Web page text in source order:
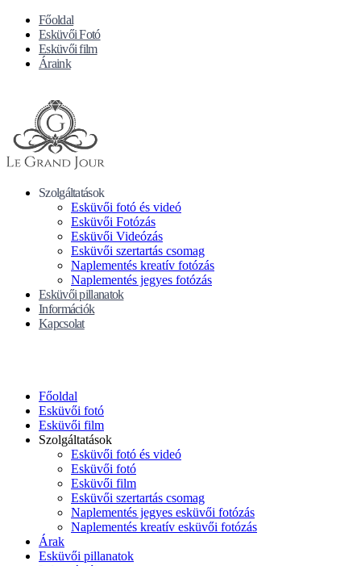
Főoldal
Esküvői Fotó
Esküvői film
Áraink
Szolgáltatások
Esküvői fotó és videó
Esküvői Fotózás
Esküvői Videózás
Esküvői szertartás csomag
Naplementés kreatív fotózás
Naplementés jegyes fotózás
Esküvői pillanatok
Információk
Kapcsolat
Főoldal
Esküvői fotó
Esküvői film
Szolgáltatások
Esküvői fotó és videó
Esküvői fotó
Esküvői film
Esküvői szertartás csomag
Naplementés jegyes esküvői fotózás
Naplementés kreatív esküvői fotózás
Árak
Esküvői pillanatok